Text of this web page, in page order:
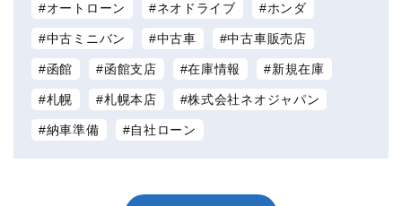
オートローン ネオドライブ ホンダ
中古ミニバン 中古車 中古車販売店
函館 函館支店 在庫情報 新規在庫
札幌 札幌本店 株式会社ネオジャパン
納車準備 自社ローン